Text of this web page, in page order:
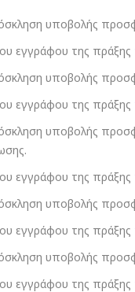
υποβολής
εγγράφου της πράξης
υποβολής
εγγράφου της πράξης
υποβολής
εγγράφου της πράξης
υποβολής
εγγράφου της πράξης
υποβολής
εγγράφου της πράξης